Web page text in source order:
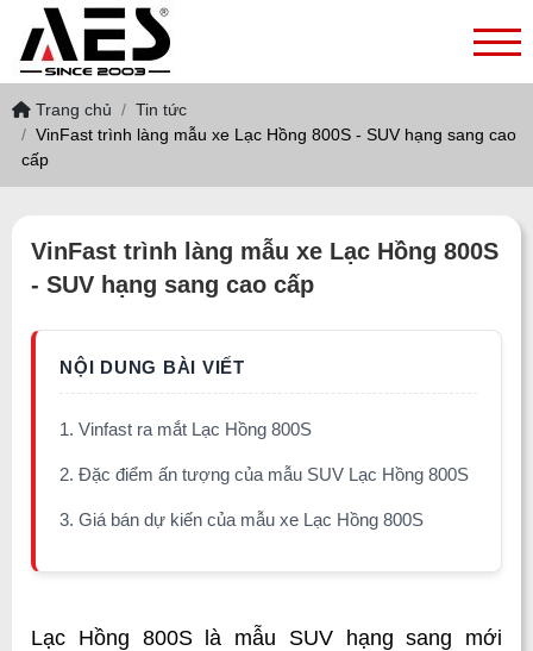
Trang chủ
Tin tức
VinFast trình làng mẫu xe Lạc Hồng 800S - SUV hạng sang cao
cấp
VinFast trình làng mẫu xe Lạc Hồng 800S
- SUV hạng sang cao cấp
1. Vinfast ra mắt Lạc Hồng 800S
2. Đặc điểm ấn tượng của mẫu SUV Lạc Hồng 800S
3. Giá bán dự kiến của mẫu xe Lạc Hồng 800S
Lạc Hồng 800S là mẫu SUV hạng sang mới